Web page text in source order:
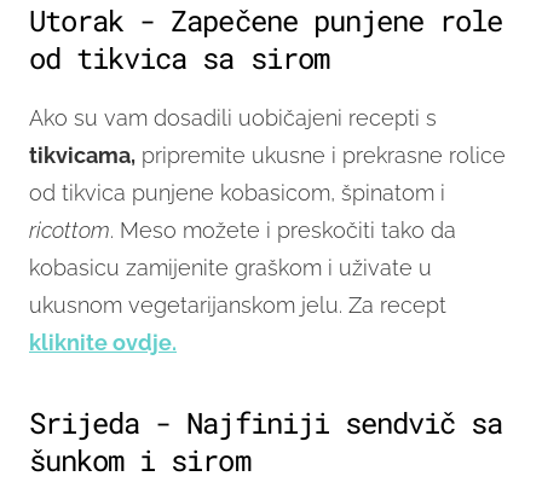
Utorak - Zapečene punjene role
od tikvica sa sirom
Ako su vam dosadili uobičajeni recepti s
tikvicama, pripremite ukusne i prekrasne rolice
od tikvica punjene kobasicom, špinatom i
ricottom. Meso možete i preskočiti tako da
kobasicu zamijenite graškom i uživate u
ukusnom vegetarijanskom jelu. Za recept
kliknite ovdje.
Srijeda - Najfiniji sendvič sa
šunkom i sirom